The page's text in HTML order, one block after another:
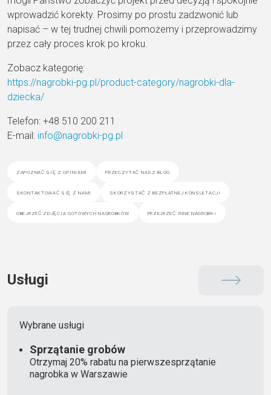
wprowadzić korekty. Prosimy po prostu zadzwonić lub
napisać – w tej trudnej chwili pomożemy i przeprowadzimy
przez cały proces krok po kroku.
Zobacz kategorię:
https://nagrobki-pg.pl/product-category/nagrobki-dla-
dziecka/
Telefon: +48 510 200 211
E-mail: info@nagrobki-pg.pl
zapoznać się z opiniami przeczytać nasz blog
skontaktować się z nami skorzystać z bezpłatnej konsultacji
obejrzeć zdjęcia gotowych nagrobków przejrzeć inne nagrobki
Usługi
Wybrane usługi
Sprzątanie grobów
Otrzymaj 20% rabatu na pierwszesprzątanie
nagrobka w Warszawie